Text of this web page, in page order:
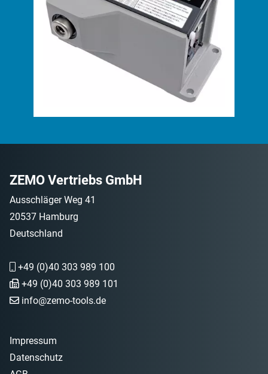
ZEMO Vertriebs GmbH
Ausschläger Weg 41
20537 Hamburg
Deutschland
+49 (0)40 303 989 100
+49 (0)40 303 989 101
info@zemo-tools.de
Impressum
Datenschutz